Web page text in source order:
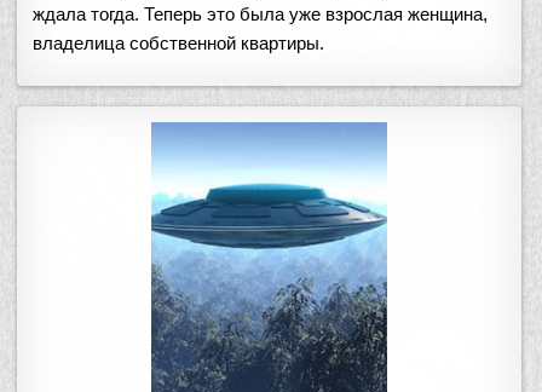
ждала тогда. Теперь это была уже взрослая женщина,
владелица собственной квартиры.